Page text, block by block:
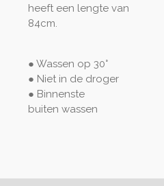
heeft een lengte van
84cm.
● Wassen op 30°
● Niet in de droger
● Binnenste
buiten wassen